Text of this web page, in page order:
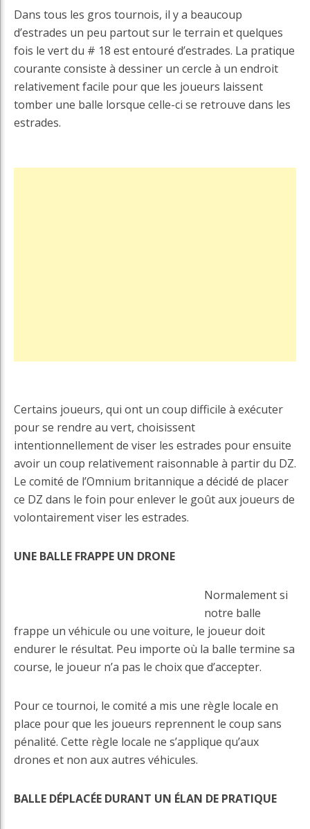
Dans tous les gros tournois, il y a beaucoup
d’estrades un peu partout sur le terrain et quelques
fois le vert du # 18 est entouré d’estrades. La pratique
courante consiste à dessiner un cercle à un endroit
relativement facile pour que les joueurs laissent
tomber une balle lorsque celle-ci se retrouve dans les
estrades.
Certains joueurs, qui ont un coup difficile à exécuter
pour se rendre au vert, choisissent
intentionnellement de viser les estrades pour ensuite
avoir un coup relativement raisonnable à partir du DZ.
Le comité de l’Omnium britannique a décidé de placer
ce DZ dans le foin pour enlever le goût aux joueurs de
volontairement viser les estrades.
UNE BALLE FRAPPE UN DRONE
Normalement si
notre balle
frappe un véhicule ou une voiture, le joueur doit
endurer le résultat. Peu importe où la balle termine sa
course, le joueur n’a pas le choix que d’accepter.
Pour ce tournoi, le comité a mis une règle locale en
place pour que les joueurs reprennent le coup sans
pénalité. Cette règle locale ne s’applique qu’aux
drones et non aux autres véhicules.
BALLE DÉPLACÉE DURANT UN ÉLAN DE PRATIQUE